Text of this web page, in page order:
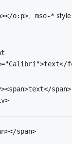
o:p> mso-* style
span>
span>